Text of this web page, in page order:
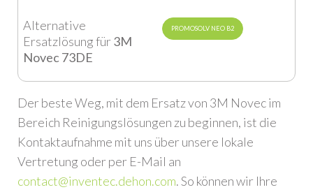
Alternative
Ersatzlösung für3M
Novec 73DE
PROMOSOLV NEO B2
Der beste Weg, mit dem Ersatz von 3M Novec im
Bereich Reinigungslösungen zu beginnen, ist die
Kontaktaufnahme mit uns über unsere lokale
Vertretung oder per E-Mail an
contact@inventec.dehon.com. So können wir Ihre